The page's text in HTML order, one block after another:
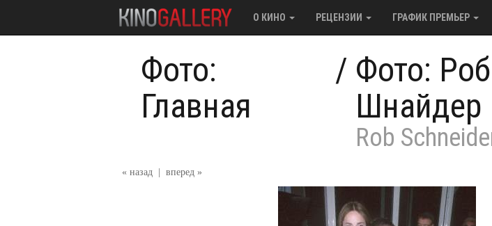
О КИНО РЕЦЕНЗИИ ГРАФИК ПРЕМЬЕР
Фото:
Главная
/ Фото: Роб
Шнайдер
Rob
« назад вперед »